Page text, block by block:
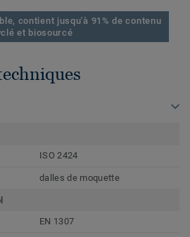
contient jusqu'à 91% de contenu
et biosourcé
ISO 2424
dalles de moquette
EN 1307